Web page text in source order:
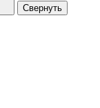
Свернуть